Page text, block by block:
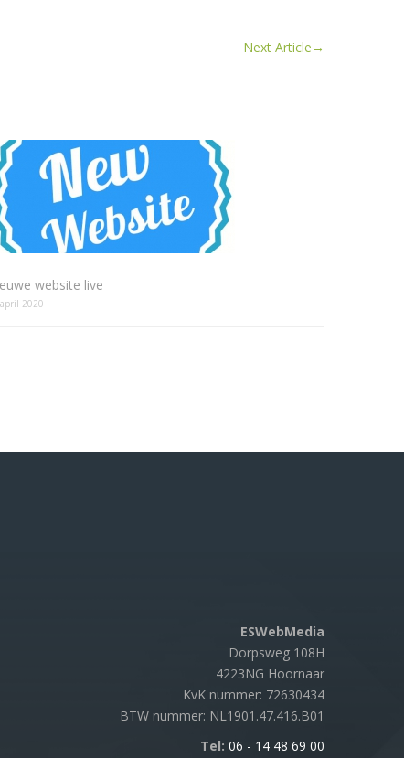
Next Article→
website live
2020
ESWebMedia
Dorpsweg 108H
4223NG Hoornaar
KvK nummer: 72630434
BTW nummer: NL1901.47.416.B01
Tel: 06 - 14 48 69 00